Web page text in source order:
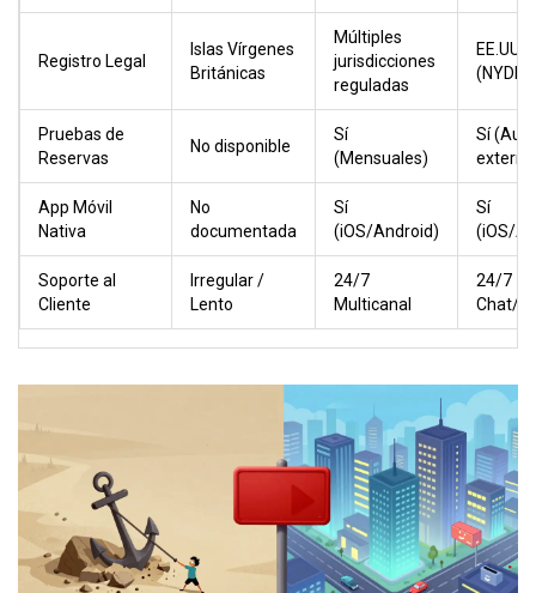
Registro Legal
Islas Vírgenes
Británicas
Múltiples
jurisdicciones
reguladas
EE.UU.
Pruebas de
Reservas
No disponible
Sí
(Mensuales)
Sí
App Móvil
Nativa
No
documentada
Sí
(iOS/Android)
Sí
(iOS/
Soporte al
Cliente
Irregular /
Lento
24/7
Multicanal
24/7
Chat/